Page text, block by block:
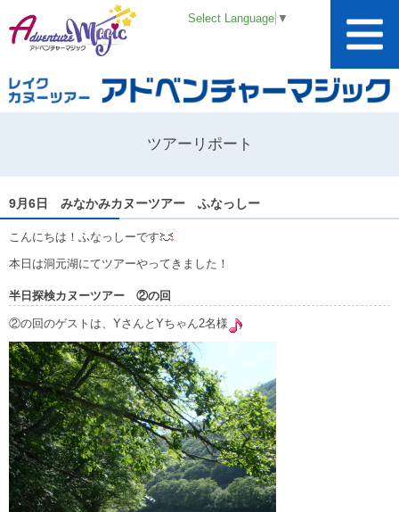
Select Language ▼
ツアーリポート
9月6日 みなかみカヌーツアー ふなっしー
こんにちは！ふなっしーです
本日は洞元湖にてツアーやってきました！
半日探検カヌーツアー ②の回
②の回のゲストは、YさんとYちゃん2名様